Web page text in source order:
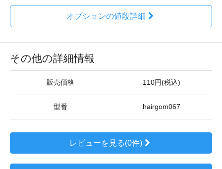
オプションの値段詳細
その他の詳細情報
販売価格 110円(税込)
型番 hairgom067
レビューを見る(0件)